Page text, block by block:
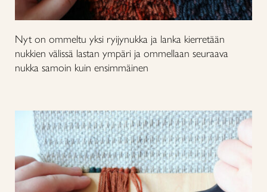
Nyt on ommeltu yksi ryijynukka ja lanka kierretään
nukkien välissä lastan ympäri ja ommellaan seuraava
nukka samoin kuin ensimmäinen